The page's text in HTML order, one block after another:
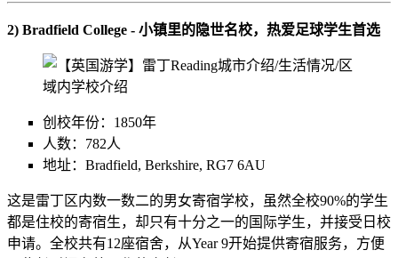
2) Bradfield College - 小镇里的隐世名校，热爱足球学生首选
创校年份：1850年
人数：782人
地址：Bradfield, Berkshire, RG7 6AU
这是雷丁区内数一数二的男女寄宿学校，虽然全校90%的学生
都是住校的寄宿生，却只有十分之一的国际学生，并接受日校
申请。全校共有12座宿舍，从Year 9开始提供寄宿服务，方便